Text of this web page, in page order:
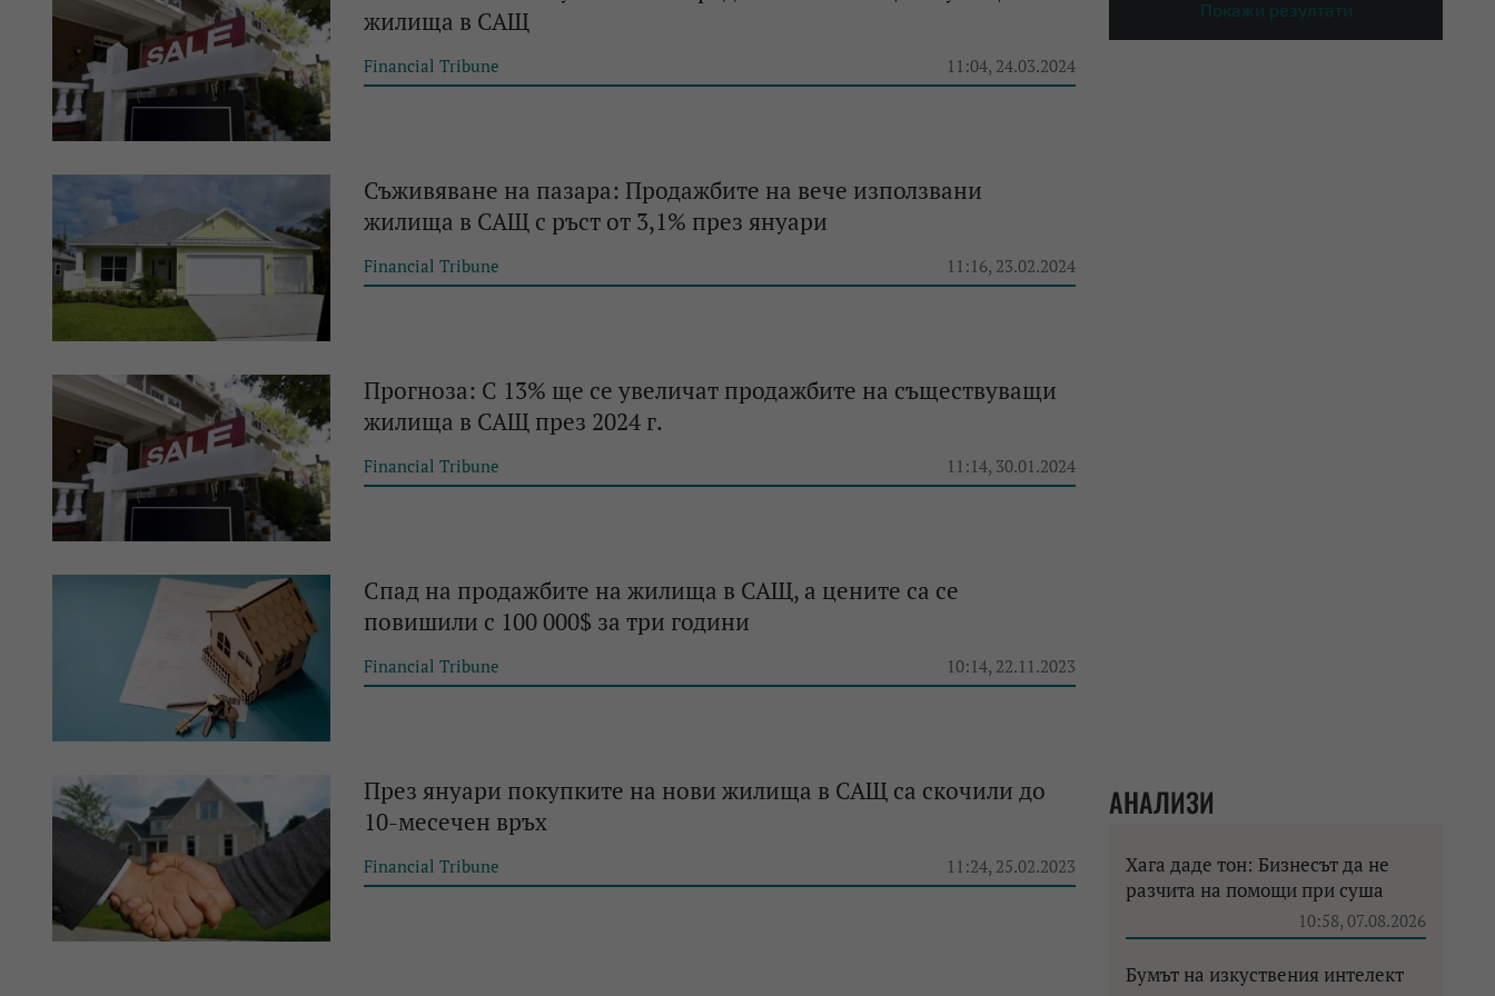
жилища в САЩ
Financial Tribune 11:04, 24.03.2024
Съживяване на пазара: Продажбите на вече използвани
жилища в САЩ с ръст от 3,1% през януари
Financial Tribune 11:16, 23.02.2024
Прогноза: С 13% ще се увеличат продажбите на съществуващи
жилища в САЩ през 2024 г.
Financial Tribune 11:14, 30.01.2024
Спад на продажбите на жилища в САЩ, а цените са се
повишили с 100 000$ за три години
Financial Tribune 10:14, 22.11.2023
През януари покупките на нови жилища в САЩ са скочили до
10-месечен връх
Financial Tribune 11:24, 25.02.2023
Покажи резултати
АНАЛИЗИ
Хага даде тон: Бизнесът да не
разчита на помощи при суша
10:58, 07.08.2026
Бумът на изкуствения интелект